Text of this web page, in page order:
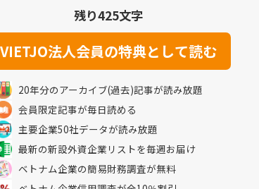
残り425文字
20年分のアーカイブ(過去)記事が読み放題
会員限定記事が毎日読める
主要企業50社データが読み放題
最新の新設外資企業リストを毎週お届け
ベトナム企業の簡易財務調査が無料